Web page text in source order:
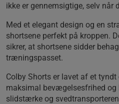
ikke er gennemsigtige, selv når
Med et elegant design og en
shortsene perfekt på kroppen.
sikrer, at shortsene sidder
træningspasset.
Colby Shorts er lavet af et
maksimal bevægelsesfrihed og
slidstærke og